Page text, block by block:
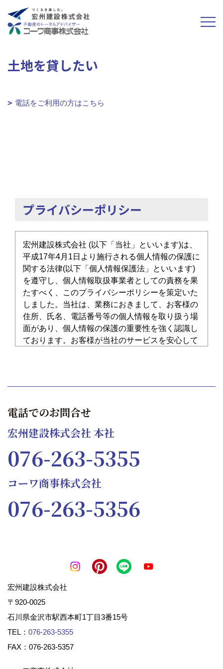
土地を貸したい
電話をご利用の方はこちら
プライバシーポリシー
宏州建設株式会社 (以下「当社」といいます)は、
平成17年4月1日より施行される個人情報の保護に
関する法律(以下「個人情報保護法」といいます)
を遵守し、個人情報取扱事業者としての責務を果
たすべく、このプライバシーポリシーを策定いた
しました。当社は、業務におきまして、お客様の
住所、氏名、電話番号等の個人情報を取り扱う場
面があり、個人情報の保護の重要性を強く認識し
ております。お客様が当社のサービスを安心して
1.当社が保護する個人情報
について
個人情報とは、「その情報に含まれる氏名、生年
号などによってその個人を識別できるもの(その
照合することができ、それによって個人を識別で
ものは、このプライバシーポリシーに基づいて適
切にお取り扱いいたします。
2.当社のコンプライアン
ス・プログラム
電話でのお問合せ
宏州建設株式会社 本社
076-263-5355
コーワ商事株式会社
076-263-5356
宏州建設株式会社
〒920-0025
石川県金沢市駅西本町1丁目3番15号
TEL： 076-263-5355
FAX：076-263-5357